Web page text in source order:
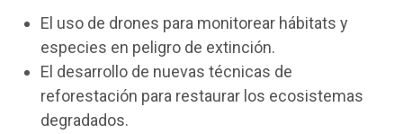
El uso de drones para monitorear hábitats y
especies en peligro de extinción.
El desarrollo de nuevas técnicas de
reforestación para restaurar los ecosistemas
degradados.